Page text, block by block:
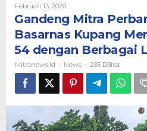
BUMN,
Kupang
Meriahkan
HUT
Ke-
54
dengan
Berbagai
Lomba
Februari 13, 2026Oleh
Mitranews.id
Gandeng Mitra
Basarnas Kupang
54 dengan Berbagai
Mitranews.id - News - 235 Dilihat